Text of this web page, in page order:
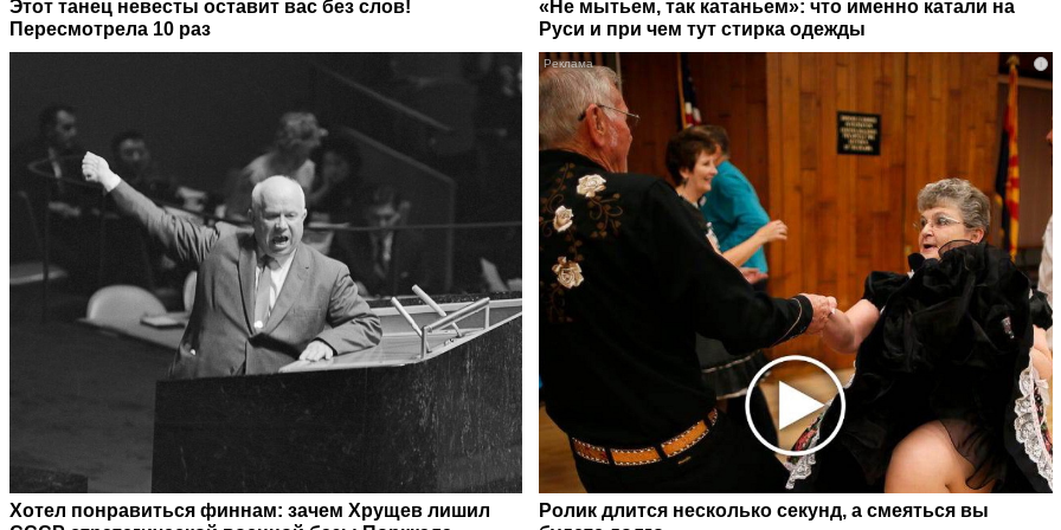
Этот танец невесты оставит вас без слов!
Пересмотрела 10 раз
«Не мытьем, так катаньем»: что именно катали на
Руси и при чем тут стирка одежды
Хотел понравиться финнам: зачем Хрущев лишил
i
Ролик длится несколько секунд, а смеяться вы